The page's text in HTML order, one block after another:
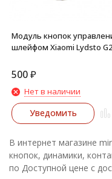
Модуль кнопок
шлейфом Xiaomi Lydsto
500₽
Нет в наличии
Уведомить
В интернет магазине
кнопок, динамики,
по Доступной цене с